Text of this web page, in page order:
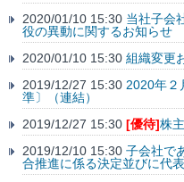
2020/01/10 15:30 当社子会
役の異動に関するお知らせ
2020/01/10 15:30 組織変更
2019/12/27 15:30 2020年２
準〕（連結）
2019/12/27 15:30 [優待]株
2019/12/10 15:30 子会社で
合推進に係る決定並びに代